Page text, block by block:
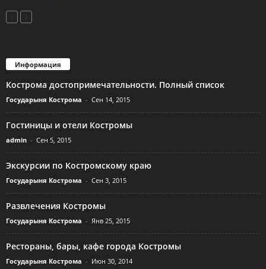
Информация
Кострома достопримечательности. Полный список
Государыня Кострома - Сен 14, 2015
Гостиницы и отели Костромы
admin - Сен 5, 2015
Экскурсии по Костромскому краю
Государыня Кострома - Сен 3, 2015
Развлечения Костромы
Государыня Кострома - Янв 25, 2015
Рестораны, бары, кафе города Костромы
Государыня Кострома - Июн 30, 2014